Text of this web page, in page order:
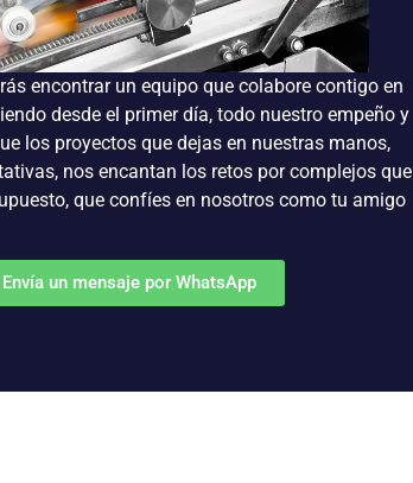
encontrar un equipo que colabore contigo en
desde el primer día, todo nuestro empeño y
los proyectos que dejas en nuestras manos,
nos encantan los retos por complejos que
que confíes en nosotros como tu amigo
Envía un mensaje por WhatsApp